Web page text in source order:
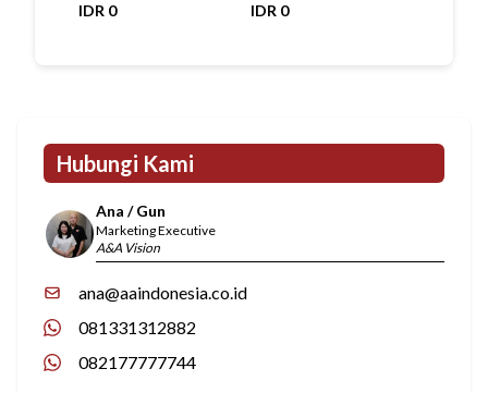
IDR 0 IDR 0
Hubungi Kami
Ana / Gun
Marketing Executive
A&A Vision
ana@aaindonesia.co.id
081331312882
082177777744